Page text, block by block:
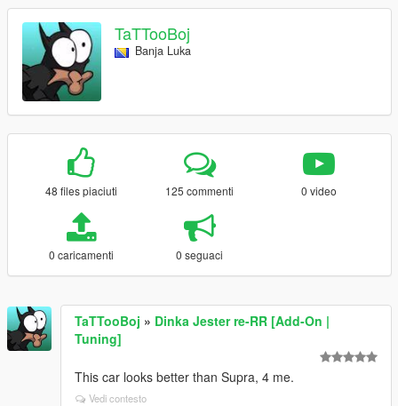
TaTTooBoj
Banja Luka
48 files piaciuti 125 commenti 0 video
0 caricamenti 0 seguaci
TaTTooBoj » Dinka Jester re-RR [Add-On |
Tuning]
This car looks better than Supra, 4 me.
Vedi contesto